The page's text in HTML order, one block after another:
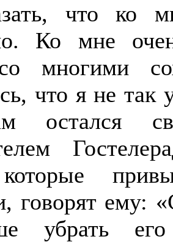
что ко
Ко мне
многими
что я не
остался
говорят ему:
убрать его